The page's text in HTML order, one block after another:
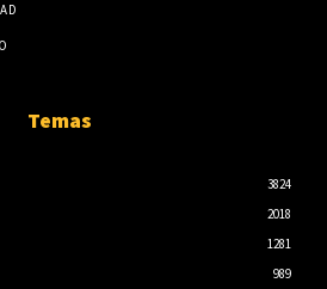
Temas
3824
2018
1281
989